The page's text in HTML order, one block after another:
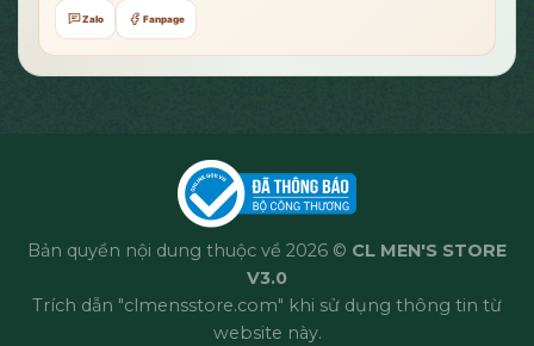
Zalo Fanpage
Bản quyền nội dung thuộc về 2026 © CL MEN'S STORE
V3.0
Trích dẫn "clmensstore.com" khi sử dụng thông tin từ
website này.